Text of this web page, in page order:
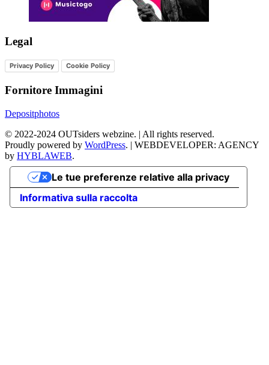
Legal
Privacy Policy Cookie Policy
Fornitore Immagini
Depositphotos
© 2022-2024 OUTsiders webzine. | All rights reserved.
Proudly powered by WordPress. | WEBDEVELOPER: AGENCY
by HYBLAWEB.
Informativa sulla raccolta
Le tue preferenze relative alla privacy